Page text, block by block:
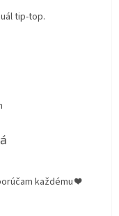
tip-top.
každému ❤️